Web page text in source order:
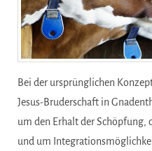
Bei der ursprünglichen
Jesus-Bruderschaft in
um den Erhalt der Schöpfung,
und um